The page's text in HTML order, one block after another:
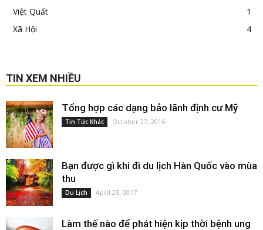
Việt Quất
1
Xã Hội
4
TIN XEM NHIỀU
Tổng hợp các dạng bảo lãnh định cư Mỹ
Tin Tức Khác October 27, 2016
Bạn được gì khi đi du lịch Hàn Quốc vào mùa
thu
Du Lịch April 25, 2017
Làm thế nào để phát hiện kịp thời bệnh ung